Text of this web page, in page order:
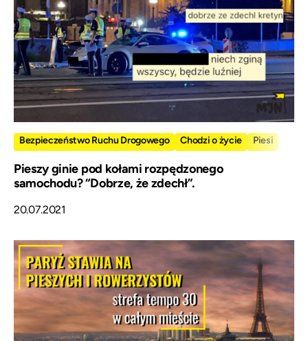
Bezpieczeństwo Ruchu Drogowego Chodzi o życie Piesi
Pieszy ginie pod kołami rozpędzonego
samochodu? “Dobrze, że zdechł”.
20.07.2021